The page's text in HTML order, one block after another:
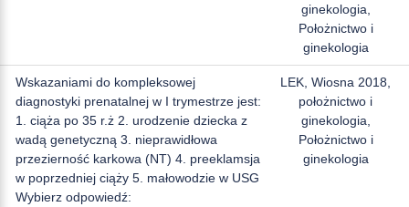
ginekologia,
Położnictwo i
ginekologia
Wskazaniami do kompleksowej
diagnostyki prenatalnej w I trymestrze jest:
1. ciąża po 35 r.ż 2. urodzenie dziecka z
wadą genetyczną 3. nieprawidłowa
przezierność karkowa (NT) 4. preeklamsja
w poprzedniej ciąży 5. małowodzie w USG
Wybierz odpowiedź:
LEK, Wiosna 2018,
położnictwo i
ginekologia,
Położnictwo i
ginekologia